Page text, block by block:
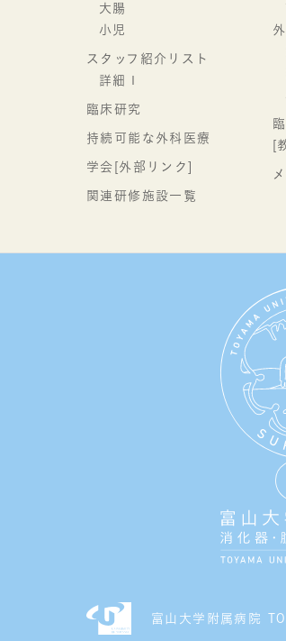
大腸
小児
スタッフ紹介リスト
詳細１
臨床研究
持続可能な外科医療
学会[外部リンク]
関連研修施設一覧
[
富山大学附属病院